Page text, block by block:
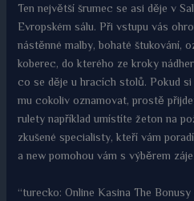
Ten největší šrumec se asi děje v
Evropském sálu. Při vstupu vás
nástěnné malby, bohaté štukování,
koberec, do kterého ze kroky
co se děje u hracích stolů. Pokud
mu cokoliv oznamovat, prostě
rulety například umístíte žeton na
zkušené specialisty, kteří vám
a new pomohou vám s výběrem
“turecko: Online Kasina The Bonusy